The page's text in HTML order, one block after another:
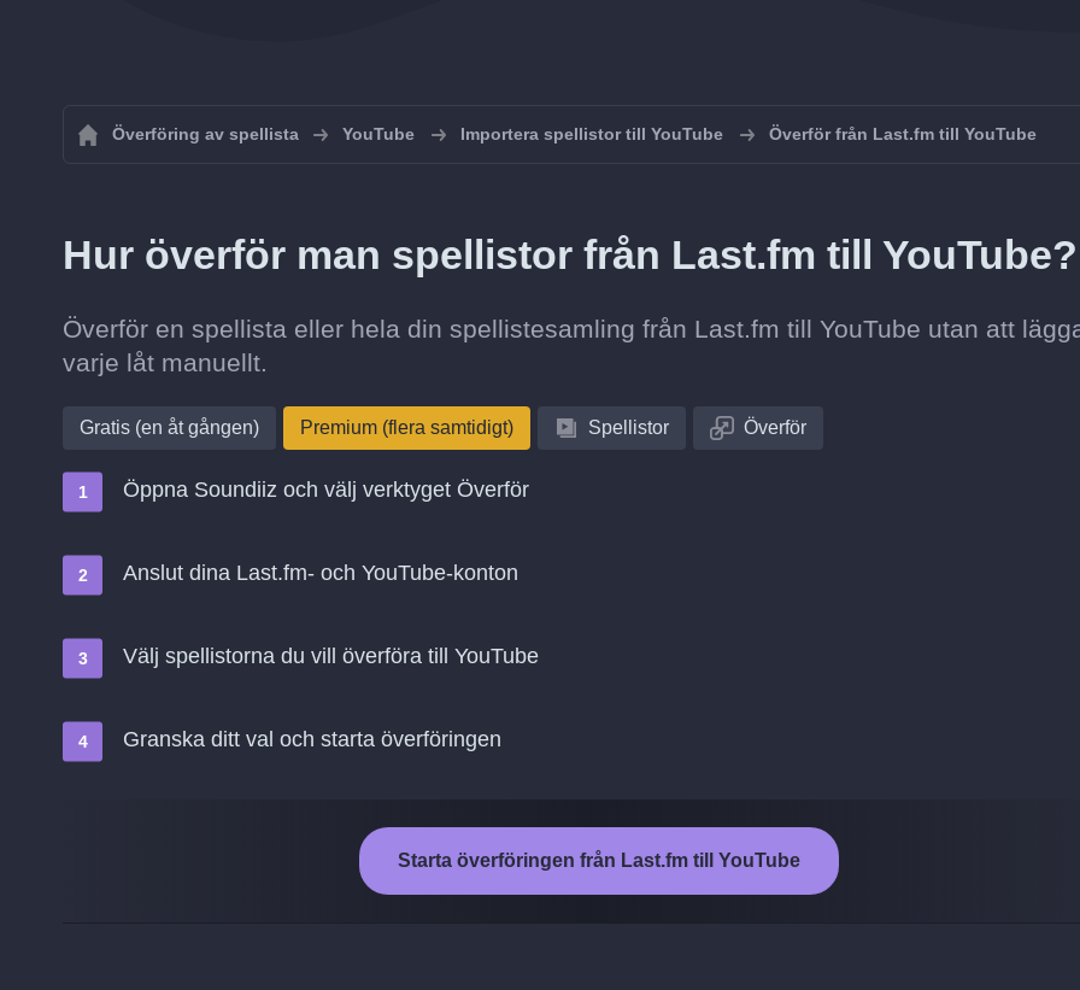
Överföring av spellista YouTube Importera spellistor till YouTube Överför från Last.fm till YouTube
Hur överför man spellistor från Last.fm till YouTube?
Överför en spellista eller hela din spellistesamling från Last.fm till YouTube utan att
varje låt manuellt.
Gratis (en åt gången) Premium (flera samtidigt) Spellistor Överför
Öppna Soundiiz och välj verktyget Överför
Anslut dina Last.fm- och YouTube-konton
Välj spellistorna du vill överföra till YouTube
Granska ditt val och starta överföringen
Starta överföringen från Last.fm till YouTube